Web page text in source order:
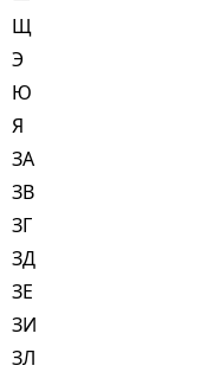
Щ
Э
Ю
Я
ЗА
ЗВ
ЗГ
ЗД
ЗЕ
ЗИ
ЗЛ